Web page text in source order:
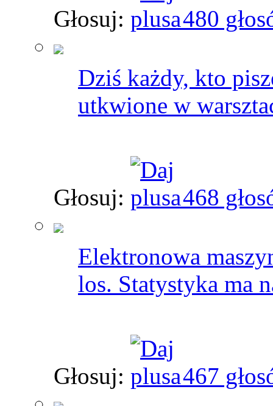
Głosuj: 480
Dziś każdy, kto
utkwione w
Głosuj: 468
Elektronowa
los. Statystyka ma
Głosuj: 467